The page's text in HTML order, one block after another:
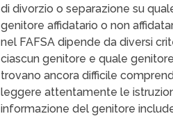
di divorzio o separazione su
genitore affidatario o non
nel FAFSA dipende da diversi
ciascun genitore e quale
trovano ancora difficile
leggere attentamente le
informazione del genitore